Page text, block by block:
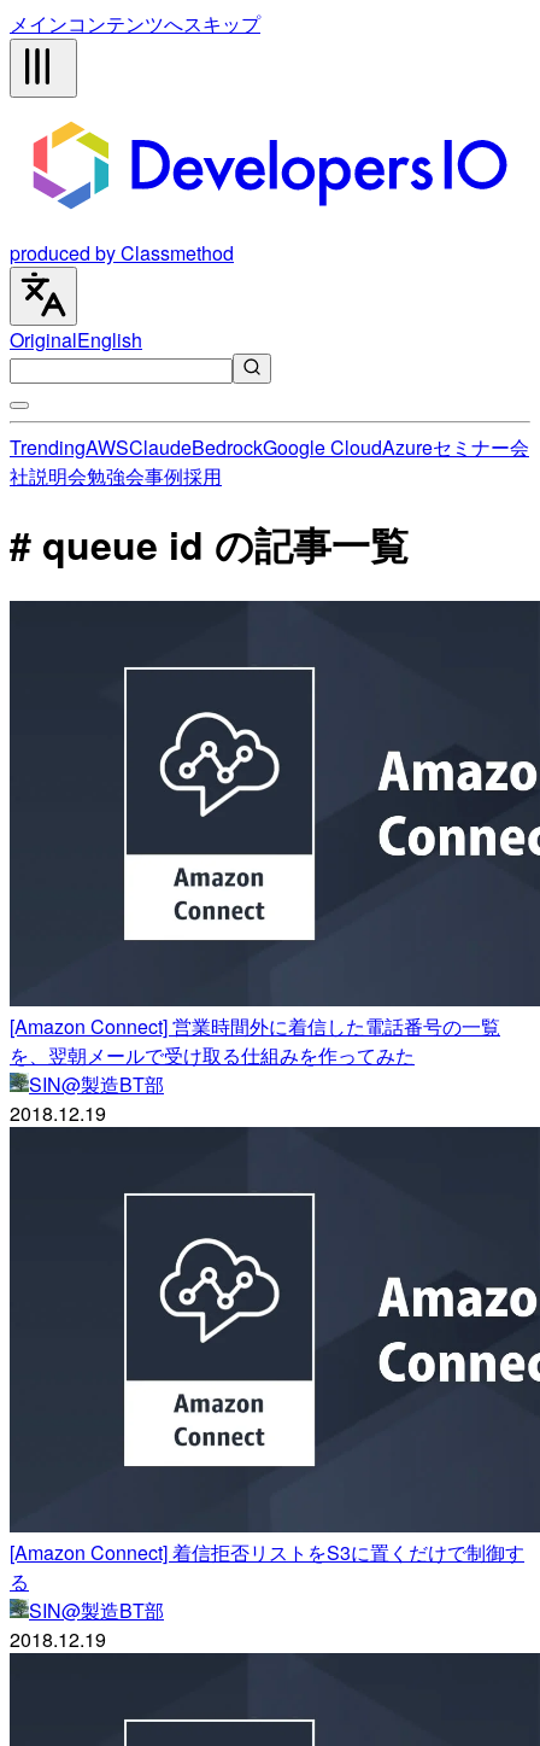
メインコンテンツへスキップ
produced by Classmethod
OriginalEnglish
TrendingAWSClaudeBedrockGoogle CloudAzureセミナー会
社説明会勉強会事例採用
# queue id の記事一覧
[Amazon Connect] 営業時間外に着信した電話番号の一覧
を、翌朝メールで受け取る仕組みを作ってみた
SIN@製造BT部
2018.12.19
[Amazon Connect] 着信拒否リストをS3に置くだけで制御す
る
SIN@製造BT部
2018.12.19